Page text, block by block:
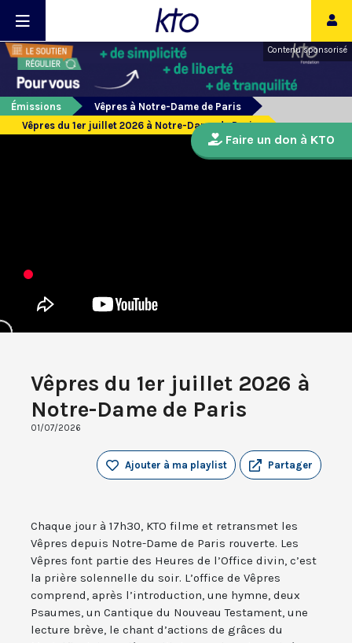
Contenu sponsorisé
Émissions
Vêpres à Notre-Dame de Paris
Vêpres du 1er juillet 2026 à Notre-Dame de Paris
Vêpres du 1er juillet 2026 à
Notre-Dame de Paris
01/07/2026
Partager
Ajouter à ma playlist
Chaque jour à 17h30, KTO filme et retransmet les
Vêpres depuis Notre-Dame de Paris rouverte. Les
Vêpres font partie des Heures de l’Office divin, c’est
la prière solennelle du soir. L’office de Vêpres
comprend, après l’introduction, une hymne, deux
Psaumes, un Cantique du Nouveau Testament, une
lecture brève, le chant d’actions de grâces du
Faire un don à KTO